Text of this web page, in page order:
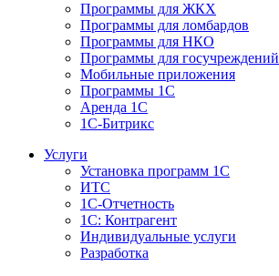
Программы для ЖКХ
Программы для ломбардов
Программы для НКО
Программы для госучреждений
Мобильные приложения
Программы 1С
Аренда 1С
1С-Битрикс
Услуги
Установка программ 1С
ИТС
1С-Отчетность
1С: Контрагент
Индивидуальные услуги
Разработка